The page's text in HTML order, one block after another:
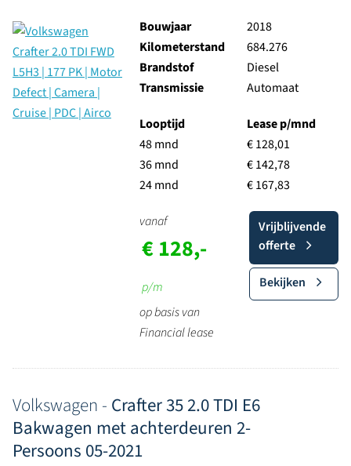
Bouwjaar
2018
Kilometerstand
684.276
Brandstof
Diesel
Transmissie
Automaat
Looptijd
48 mnd
36 mnd
24 mnd
Lease p/mnd
€ 128,01
€ 142,78
€ 167,83
vanaf
€ 128,-
p/m
op basis van
Financial lease
Vrijblijvende
offerte
Bekijken
Volkswagen - Crafter 35 2.0 TDI E6
Bakwagen met achterdeuren 2-
Persoons 05-2021